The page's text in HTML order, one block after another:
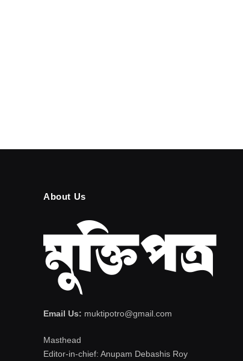
About Us
Email Us: muktipotro@gmail.com
Masthead
Editor-in-chief: Anupam Debashis Roy